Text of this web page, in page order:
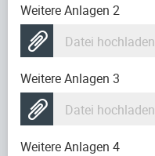
Weitere Anlagen 2
Datei hochladen
Weitere Anlagen 3
Datei hochladen
Weitere Anlagen 4